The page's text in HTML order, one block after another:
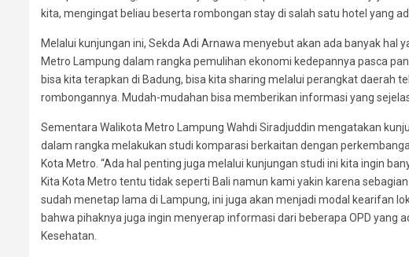
kita, mengingat beliau beserta rombongan stay di salah satu hotel yang
Melalui kunjungan ini, Sekda Adi Arnawa menyebut akan ada banyak hal
Metro Lampung dalam rangka pemulihan ekonomi kedepannya pasca
bisa kita terapkan di Badung, bisa kita sharing melalui perangkat daerah
rombongannya. Mudah-mudahan bisa memberikan informasi yang
Sementara Walikota Metro Lampung Wahdi Siradjuddin mengatakan
dalam rangka melakukan studi komparasi berkaitan dengan
Kota Metro. “Ada hal penting juga melalui kunjungan studi ini kita ingin
Kita Kota Metro tentu tidak seperti Bali namun kami yakin karena
sudah menetap lama di Lampung, ini juga akan menjadi modal kearifan
bahwa pihaknya juga ingin menyerap informasi dari beberapa OPD yang
Kesehatan.